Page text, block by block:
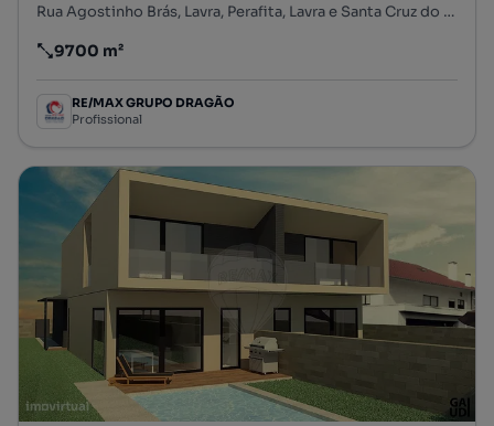
Rua Agostinho Brás, Lavra, Perafita, Lavra e Santa Cruz do Bispo, Matosinhos, Porto
Preço por metro quadrado
9700 m²
RE/MAX GRUPO DRAGÃO
Profissional